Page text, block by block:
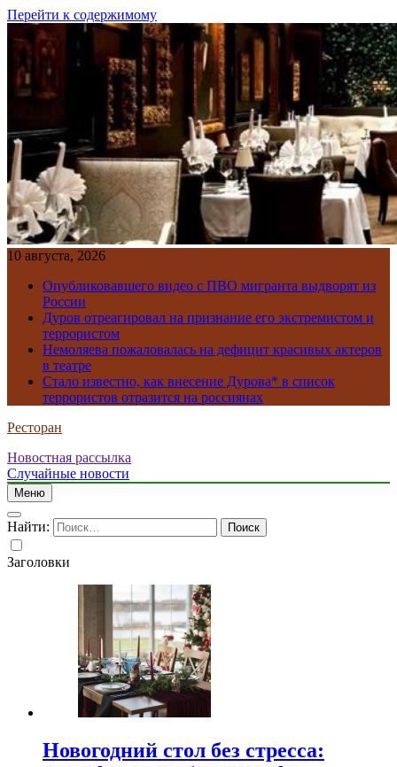
Перейти к содержимому
10 августа, 2026
Опубликовавшего видео с ПВО мигранта выдворят из
России
Дуров отреагировал на признание его экстремистом и
террористом
Немоляева пожаловалась на дефицит красивых актеров
в театре
Стало известно, как внесение Дурова* в список
террористов отразится на россиянах
Ресторан
Новостная рассылка
Случайные новости
Меню
Найти:
Заголовки
Новогодний стол без стресса: